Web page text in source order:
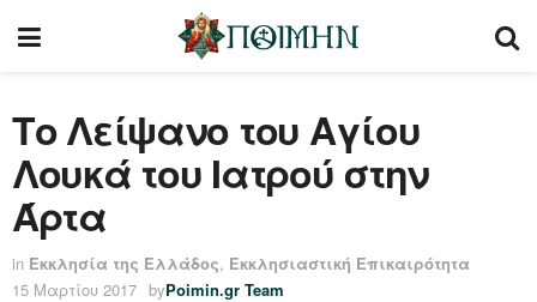
Το Λείψανο του Αγίου
Λουκά του Ιατρού στην
Άρτα
in Εκκλησία της Ελλάδος, Εκκλησιαστική Επικαιρότητα
15 Μαρτίου 2017 byPoimin.gr Team